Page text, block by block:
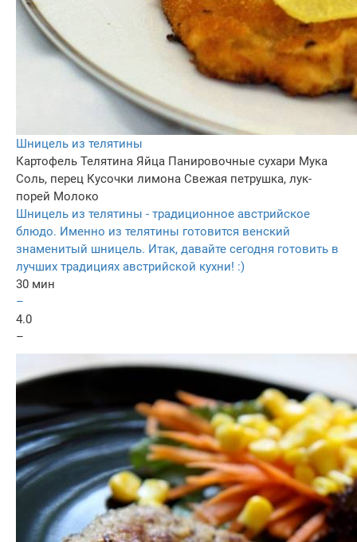
Шницель из телятины
Картофель Телятина Яйца Панировочные сухари Мука
Соль, перец Кусочки лимона Свежая петрушка, лук-
порей Молоко
Шницель из телятины - традиционное австрийское
блюдо. Именно из телятины готовится венский
знаменитый шницель. Итак, давайте сегодня готовить в
лучших традициях австрийской кухни! :)
30 мин
–
4.0
–